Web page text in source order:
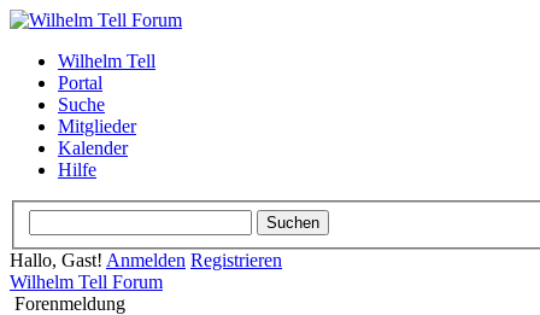
Wilhelm Tell
Portal
Suche
Mitglieder
Kalender
Hilfe
Hallo, Gast! Anmelden Registrieren
Wilhelm Tell Forum
Forenmeldung